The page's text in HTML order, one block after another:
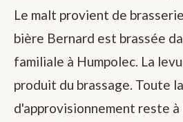
Le malt provient de
bière Bernard est brassée
familiale à Humpolec. La
produit du brassage. Toute
d'approvisionnement reste